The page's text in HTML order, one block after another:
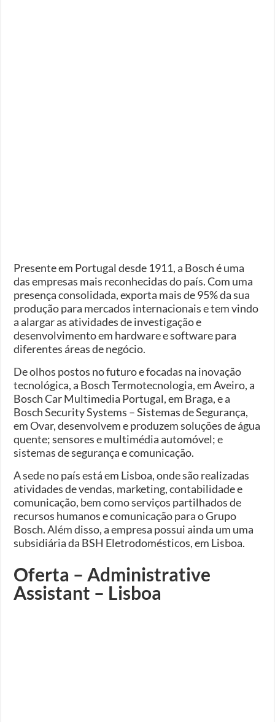
Presente em Portugal desde 1911, a Bosch é uma
das empresas mais reconhecidas do país. Com uma
presença consolidada, exporta mais de 95% da sua
produção para mercados internacionais e tem vindo
a alargar as atividades de investigação e
desenvolvimento em hardware e software para
diferentes áreas de negócio.
De olhos postos no futuro e focadas na inovação
tecnológica, a Bosch Termotecnologia, em Aveiro, a
Bosch Car Multimedia Portugal, em Braga, e a
Bosch Security Systems – Sistemas de Segurança,
em Ovar, desenvolvem e produzem soluções de água
quente; sensores e multimédia automóvel; e
sistemas de segurança e comunicação.
A sede no país está em Lisboa, onde são realizadas
atividades de vendas, marketing, contabilidade e
comunicação, bem como serviços partilhados de
recursos humanos e comunicação para o Grupo
Bosch. Além disso, a empresa possui ainda um uma
subsidiária da BSH Eletrodomésticos, em Lisboa.
Oferta – Administrative
Assistant – Lisboa